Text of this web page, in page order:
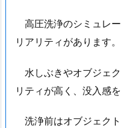
高圧洗浄のシミュレ
リアリティがあります。
水しぶきやオブジェ
リティが高く、没入感
洗浄前はオブジェク